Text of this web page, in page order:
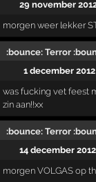
29 november
morgen weer lekker
:bounce: Terror
1 december
was fucking vet feest
zin aan!!xx
:bounce: Terror
14 december
morgen VOLGAS op